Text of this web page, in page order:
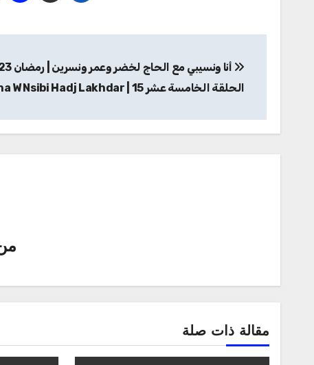
المقالات
الحلقة الخامسة عشر 15 | Ana W Nsibi Hadj Lakhdar
مقالة ذات صلة